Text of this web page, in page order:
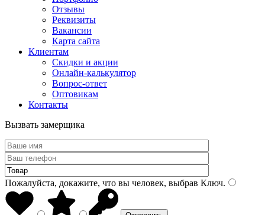
Отзывы
Реквизиты
Вакансии
Карта сайта
Клиентам
Скидки и акции
Онлайн-калькулятор
Вопрос-ответ
Оптовикам
Контакты
Вызвать замерщика
Пожалуйста, докажите, что вы человек, выбрав Ключ.